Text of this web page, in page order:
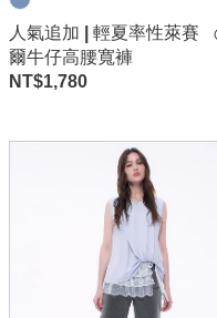
人氣追加 | 輕夏率性萊賽
爾牛仔高腰寬褲
NT$1,780